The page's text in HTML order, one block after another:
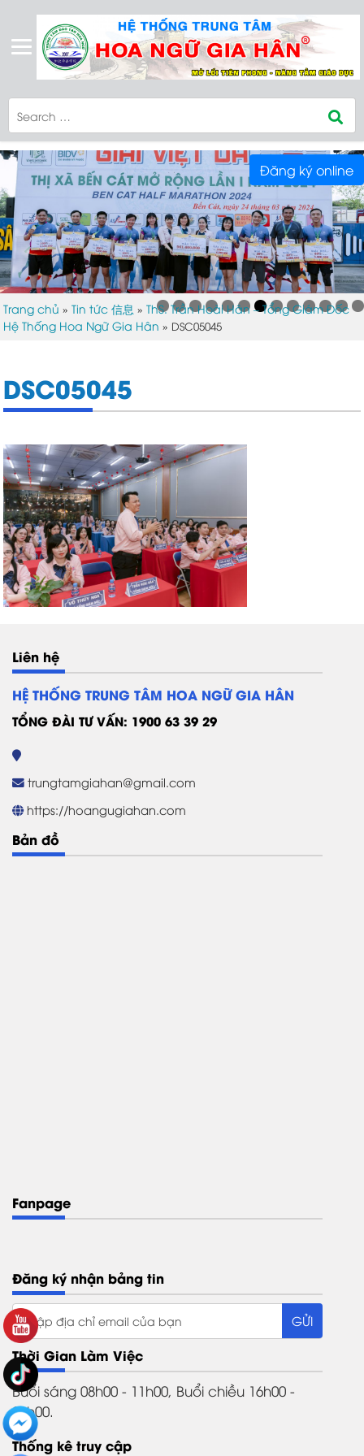
Trang chủ »Tin tức 信息 »ThS. Trần Hoài Hân – Tổng Giám Đốc
Hệ Thống Hoa Ngữ Gia Hân » DSC05045
DSC05045
Liên hệ
HỆ THỐNG TRUNG TÂM HOA NGỮ GIA HÂN
TỔNG ĐÀI TƯ VẤN: 1900 63 39 29
trungtamgiahan@gmail.com
https://hoangugiahan.com
Bản đồ
Fanpage
Đăng ký nhận bảng tin
Thời Gian Làm Việc
Buổi sáng 08h00 - 11h00, Buổi chiều 16h00 -
21h00.
Thống kê truy cập
Đăng ký online